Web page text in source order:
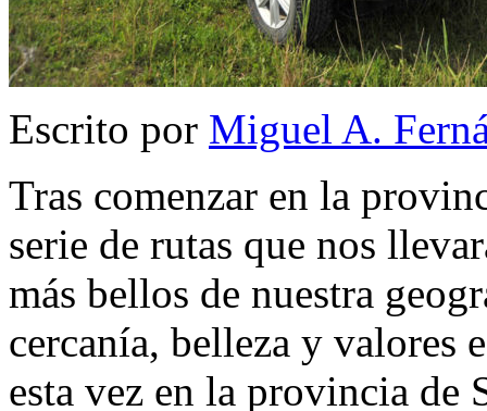
Escrito por Miguel A.
Tras comenzar en la
serie de rutas que nos
más bellos de nuestra
cercanía, belleza y valores
esta vez en la provincia